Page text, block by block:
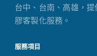
台中、台南、高雄，
膠客製化服務。
服務項目